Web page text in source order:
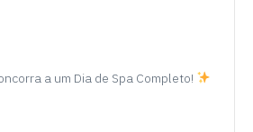
a um Dia de Spa Completo!